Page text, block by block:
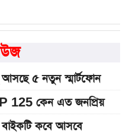
৫ নতুন স্মার্টফোন
125 কেন এত জনপ্রিয়
কবে আসবে